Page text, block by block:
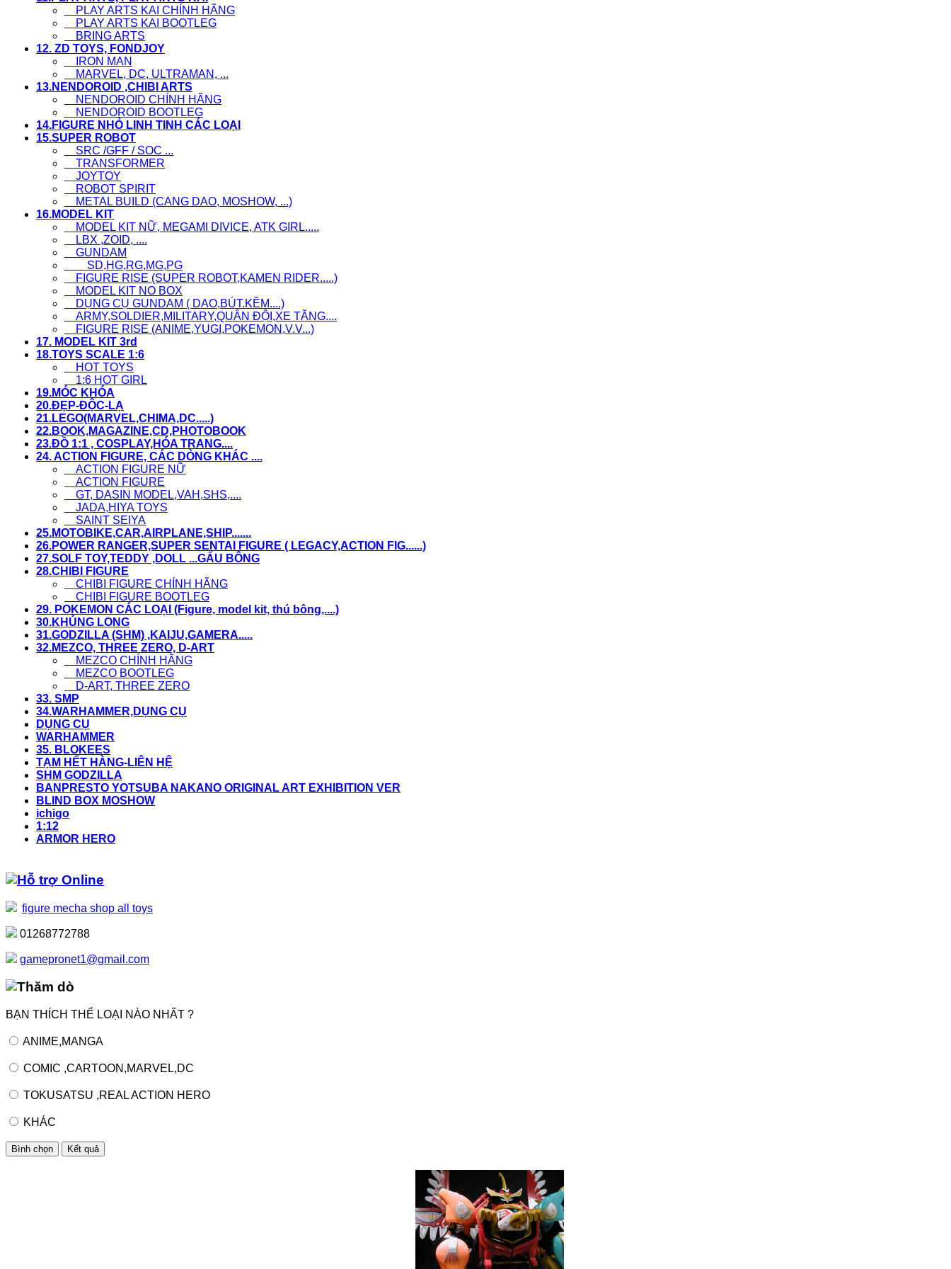
PLAY ARTS KAI CHÍNH HÃNG
PLAY ARTS KAI BOOTLEG
BRING ARTS
12. ZD TOYS, FONDJOY
IRON MAN
MARVEL, DC, ULTRAMAN, ...
13.NENDOROID ,CHIBI ARTS
NENDOROID CHÍNH HÃNG
NENDOROID BOOTLEG
14.FIGURE NHỎ LINH TINH CÁC LOẠI
15.SUPER ROBOT
SRC /GFF / SOC ...
TRANSFORMER
JOYTOY
ROBOT SPIRIT
METAL BUILD (CANG DAO, MOSHOW, ...)
16.MODEL KIT
MODEL KIT NỮ, MEGAMI DIVICE, ATK GIRL.....
LBX ,ZOID, ....
GUNDAM
SD,HG,RG,MG,PG
FIGURE RISE (SUPER ROBOT,KAMEN RIDER.....)
MODEL KIT NO BOX
DỤNG CỤ GUNDAM ( DAO,BÚT.KỀM....)
ARMY,SOLDIER,MILITARY,QUÂN ĐỘI,XE TĂNG....
FIGURE RISE (ANIME,YUGI,POKEMON,V.V...)
17. MODEL KIT 3rd
18.TOYS SCALE 1:6
HOT TOYS
1:6 HOT GIRL
19.MÓC KHÓA
20.ĐẸP-ĐỘC-LẠ
21.LEGO(MARVEL,CHIMA,DC.....)
22.BOOK,MAGAZINE,CD,PHOTOBOOK
23.ĐỒ 1:1 , COSPLAY,HÓA TRANG....
24. ACTION FIGURE, CÁC DÒNG KHÁC ....
ACTION FIGURE NỮ
ACTION FIGURE
GT, DASIN MODEL,VAH,SHS,....
JADA,HIYA TOYS
SAINT SEIYA
25.MOTOBIKE,CAR,AIRPLANE,SHIP.......
26.POWER RANGER,SUPER SENTAI FIGURE ( LEGACY,ACTION FIG......)
27.SOLF TOY,TEDDY ,DOLL ...GẤU BÔNG
28.CHIBI FIGURE
CHIBI FIGURE CHÍNH HÃNG
CHIBI FIGURE BOOTLEG
29. POKEMON CÁC LOẠI (Figure, model kit, thú bông,....)
30.KHỦNG LONG
31.GODZILLA (SHM) ,KAIJU,GAMERA.....
32.MEZCO, THREE ZERO, D-ART
MEZCO CHÍNH HÃNG
MEZCO BOOTLEG
D-ART, THREE ZERO
33. SMP
34.WARHAMMER,DỤNG CỤ
DỤNG CỤ
WARHAMMER
35. BLOKEES
TẠM HẾT HÀNG-LIÊN HỆ
SHM GODZILLA
BANPRESTO YOTSUBA NAKANO ORIGINAL ART EXHIBITION VER
BLIND BOX MOSHOW
ichigo
1:12
ARMOR HERO
Hỗ trợ Online
figure mecha shop all toys
01268772788
gamepronet1@gmail.com
Thăm dò
BẠN THÍCH THỂ LOẠI NÀO NHẤT ?
ANIME,MANGA
COMIC ,CARTOON,MARVEL,DC
TOKUSATSU ,REAL ACTION HERO
KHÁC